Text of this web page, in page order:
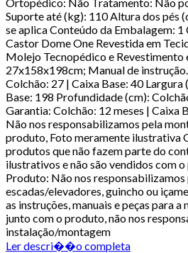
Suporte até (kg): 110 Altura dos pés
se aplica Conteúdo da Embalagem: 1
Castor Dome One Revestida em
Molejo Tecnopédico e Revestimento
27x158x198cm; Manual de
Colchão: 27 | Caixa Base: 40
Base: 198 Profundidade (cm):
Garantia: Colchão: 12 meses | Caixa
Não nos responsabilizamos pela
produto, Foto meramente ilustrativa
produtos que não fazem parte do
ilustrativos e não são vendidos com
Produto: Não nos
escadas/elevadores, guincho ou
as instruções, manuais e peças para
junto com o produto, não nos
instalação/montagem
Ler descri��o completa